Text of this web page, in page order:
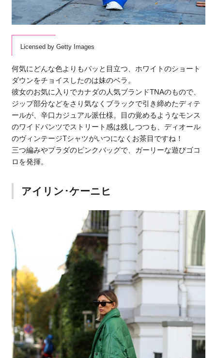
Licensed by Getty Images
何気にどんな色よりもパッと目立つ、ホワイトのショート
ダウンをチョイスしたのは妹のベラ。
彼女のお気に入りでカナダの人気ブランドTNAのもので、
ジップ部分などをさり気なくブラックで引き締めたディテ
ールが、辛口カジュアル派仕様。目の覚めるようなモンス
のワイドパンツでストリート感は残しつつも、ディオール
のヴィンテージTシャツがいつになくお茶目ですね！
三つ編みやプラダのピンクバッグで、ガーリーな遊びゴコ
ロを発揮。
アイリン･ケーニヒ